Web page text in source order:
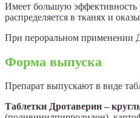
Имеет большую эффективность
распределяется в тканях и
При пероральном применении
Форма выпуска
Препарат выпускают в виде
Таблетки Дротаверин –